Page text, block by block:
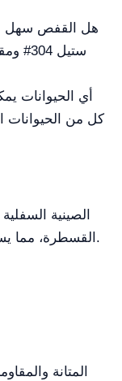
هل القفص سهل
ستيل
أي الحيوانات
كل من الحيوانات
الصينية
القسطرة، مما يساهم في الإجراءات الطبية النظيفة.
المتانة